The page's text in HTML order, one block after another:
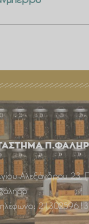
Αλεξάνδρου 23,
2130259613